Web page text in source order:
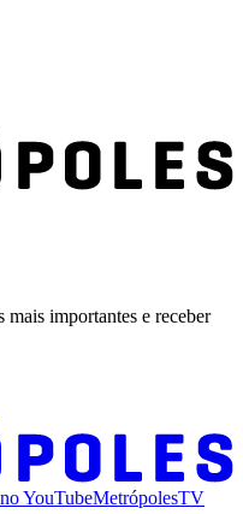
importantes e receber
YouTubeMetrópolesTV